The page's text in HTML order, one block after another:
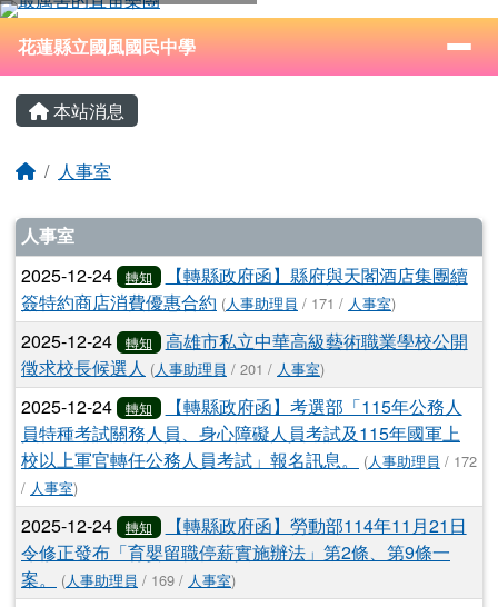
跳至主內容區
花蓮縣立國風國民中學
⏸
導覽列
花蓮縣立國風國民中學
主內容區域
本站消息
回首頁
人事室
文章列表
人事室
2025-12-24 轉知
【轉縣政府函】縣府與天閣酒店集團續
簽特約商店消費優惠合約 (人事助理員 / 171 / 人事室)
2025-12-24 轉知
高雄市私立中華高級藝術職業學校公開
徵求校長候選人 (人事助理員 / 201 / 人事室)
2025-12-24 轉知
【轉縣政府函】考選部「115年公務人
員特種考試關務人員、身心障礙人員考試及115年國軍上
校以上軍官轉任公務人員考試」報名訊息。
(人事助理員 / 172
/ 人事室)
2025-12-24 轉知
【轉縣政府函】勞動部114年11月21日
令修正發布「育嬰留職停薪實施辦法」第2條、第9條一
案。
(人事助理員 / 169 / 人事室)
頁尾區域